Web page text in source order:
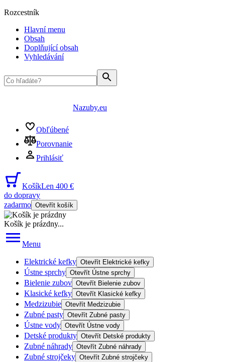
Rozcestník
Hlavní menu
Obsah
Doplňující obsah
Vyhledávání
Nazuby.eu
Obľúbené
Porovnanie
Prihlásiť
KošíkLen 400 €
do dopravy
zadarmo Otevřít košík
Košík je prázdny...
Menu
Elektrické kefky Otevřít Elektrické kefky
Ústne sprchy Otevřít Ústne sprchy
Bielenie zubov Otevřít Bielenie zubov
Klasické kefky Otevřít Klasické kefky
Medzizubie Otevřít Medzizubie
Zubné pasty Otevřít Zubné pasty
Ústne vody Otevřít Ústne vody
Detské produkty Otevřít Detské produkty
Zubné náhrady Otevřít Zubné náhrady
Zubné strojčeky Otevřít Zubné strojčeky